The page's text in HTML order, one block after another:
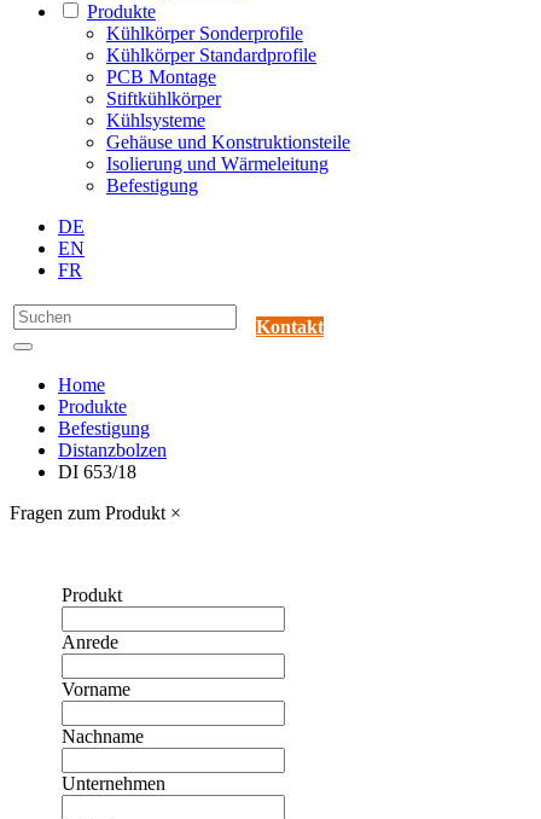
Produkte
Kühlkörper Sonderprofile
Kühlkörper Standardprofile
PCB Montage
Stiftkühlkörper
Kühlsysteme
Gehäuse und Konstruktionsteile
Isolierung und Wärmeleitung
Befestigung
DE
EN
FR
Kontakt
Home
Produkte
Befestigung
Distanzbolzen
DI 653/18
Fragen zum Produkt ×
Produkt
Anrede
Vorname
Nachname
Unternehmen